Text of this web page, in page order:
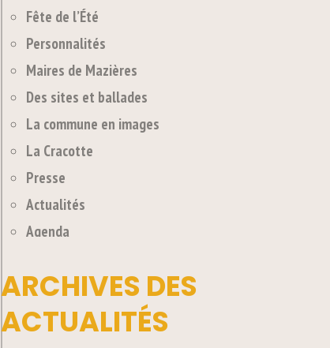
Fête de l’Été
Personnalités
Maires de Mazières
Des sites et ballades
La commune en images
La Cracotte
Presse
Actualités
Agenda
ARCHIVES DES
ACTUALITÉS